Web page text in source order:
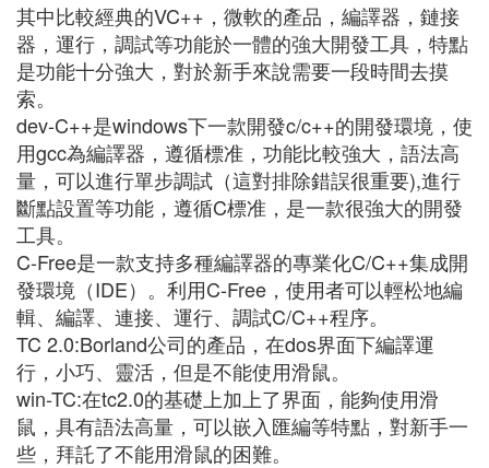
其中比較經典的VC++，微軟的產品，編譯器，鏈接
器，運行，調試等功能於一體的強大開發工具，特點
是功能十分強大，對於新手來說需要一段時間去摸
索。
dev-C++是windows下一款開發c/c++的開發環境，使
用gcc為編譯器，遵循標准，功能比較強大，語法高
量，可以進行單步調試（這對排除錯誤很重要),進行
斷點設置等功能，遵循C標准，是一款很強大的開發
工具。
C-Free是一款支持多種編譯器的專業化C/C++集成開
發環境（IDE）。利用C-Free，使用者可以輕松地編
輯、編譯、連接、運行、調試C/C++程序。
TC 2.0:Borland公司的產品，在dos界面下編譯運
行，小巧、靈活，但是不能使用滑鼠。
win-TC:在tc2.0的基礎上加上了界面，能夠使用滑
鼠，具有語法高量，可以嵌入匯編等特點，對新手一
些，拜託了不能用滑鼠的困難。